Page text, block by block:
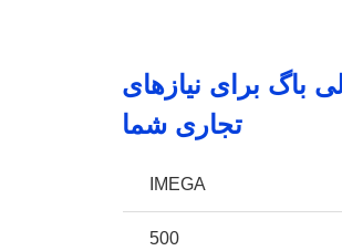
باگ برای نیازهای
تجاری شما
IMEGA
500